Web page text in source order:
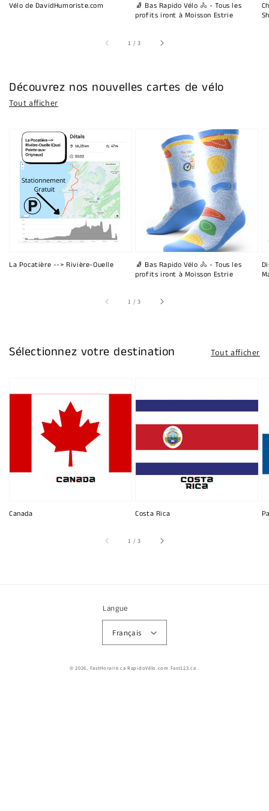
Vélo de DavidHumoriste.com
🧦 Bas Rapido Vélo 🚴 - Tous les
profits iront à Moisson Estrie
1 /sur
3
Découvrez nos nouvelles cartes de vélo
Tout afficher
La Pocatière --> Rivière-Ouelle
🧦 Bas Rapido Vélo 🚴 - Tous les
profits iront à Moisson Estrie
1 /sur
3
Sélectionnez votre destination Tout afficher
Canada Costa Rica
1 /sur
3
Langue
Français
© 2026, FastHoraire.ca RapidoVélo.com Fast123.ca